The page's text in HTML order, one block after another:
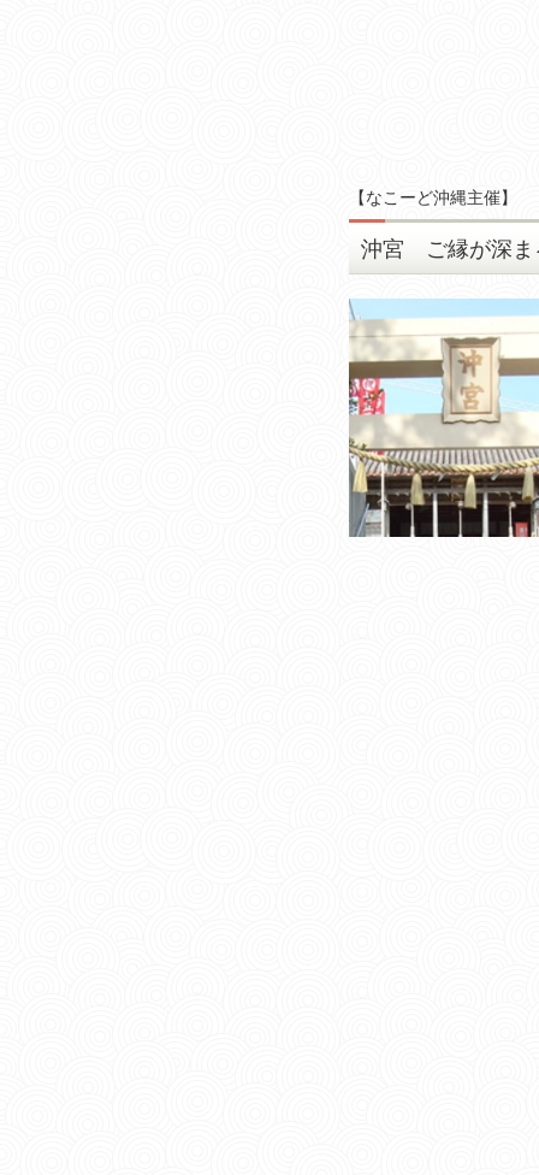
【なこーど沖縄主催】
沖宮 ご縁が深ま